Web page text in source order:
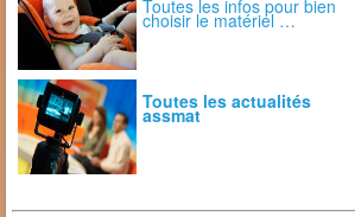
Toutes les infos pour bien
choisir le matériel …
Toutes les actualités
assmat